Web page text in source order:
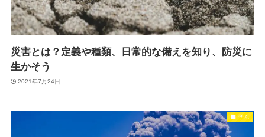
災害とは？定義や種類、日常的な備えを知り、防災に
生かそう
2021年7月24日
学ぶ